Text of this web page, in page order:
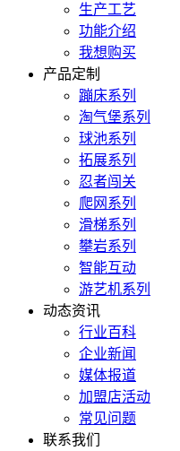
生产工艺
功能介绍
我想购买
产品定制
蹦床系列
淘气堡系列
球池系列
拓展系列
忍者闯关
爬网系列
滑梯系列
攀岩系列
智能互动
游艺机系列
动态资讯
行业百科
企业新闻
媒体报道
加盟店活动
常见问题
联系我们